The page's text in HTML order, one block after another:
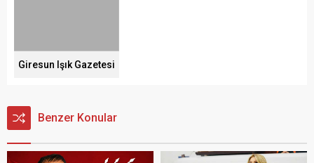
Giresun Işık Gazetesi
Benzer Konular